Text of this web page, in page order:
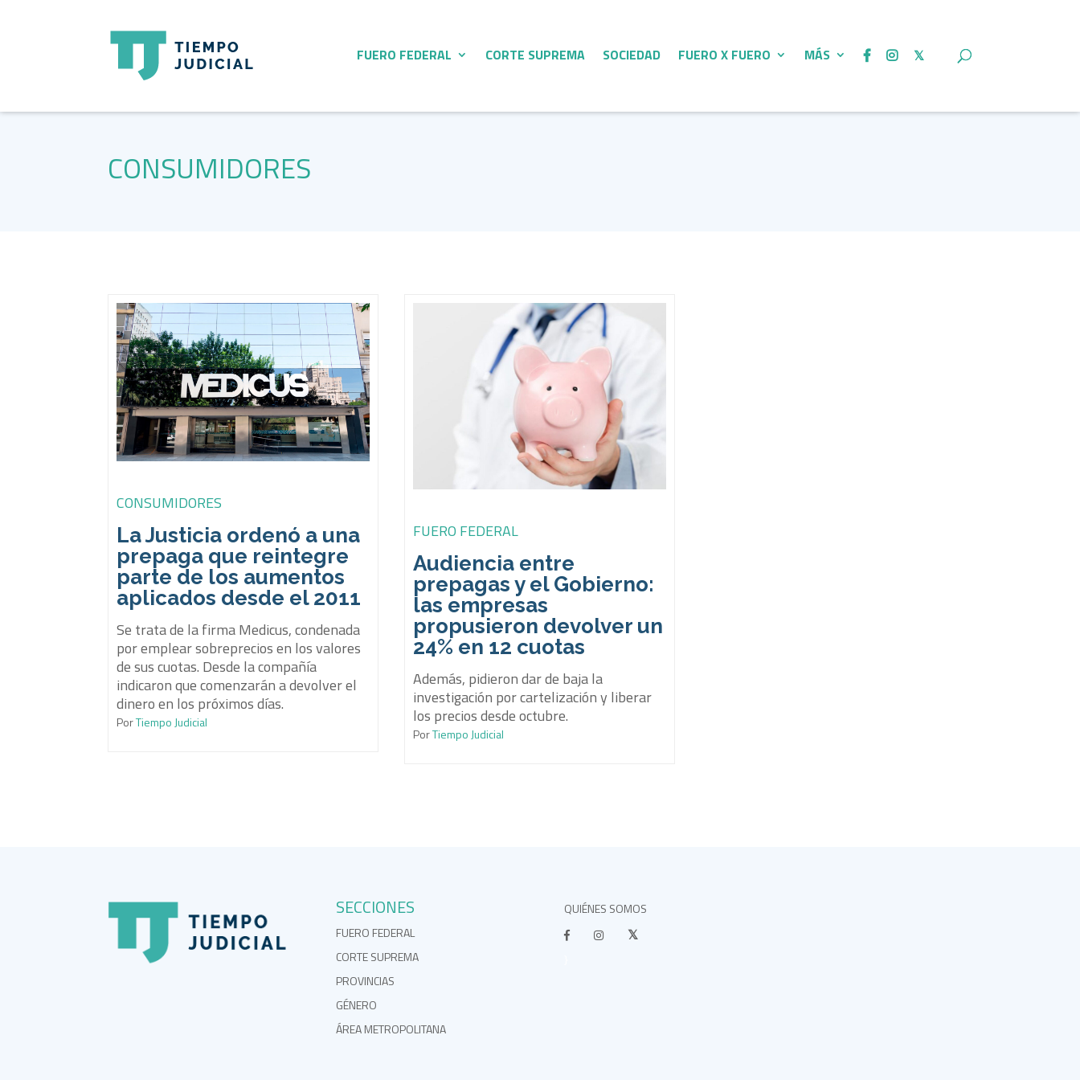
FUERO FEDERAL CORTE SUPREMA SOCIEDAD FUERO X FUERO MÁS
CONSUMIDORES
CONSUMIDORES
La Justicia ordenó a una
prepaga que reintegre
parte de los aumentos
aplicados desde el 2011
Se trata de la firma Medicus, condenada
por emplear sobreprecios en los valores
de sus cuotas. Desde la compañía
indicaron que comenzarán a devolver el
dinero en los próximos días.
PorTiempo Judicial
FUERO FEDERAL
Audiencia entre
prepagas y el Gobierno:
las empresas
propusieron devolver un
24% en 12 cuotas
Además, pidieron dar de baja la
investigación por cartelización y liberar
los precios desde octubre.
PorTiempo Judicial
SECCIONES
FUERO FEDERAL
CORTE SUPREMA
PROVINCIAS
GÉNERO
ÁREA METROPOLITANA
QUIÉNES SOMOS